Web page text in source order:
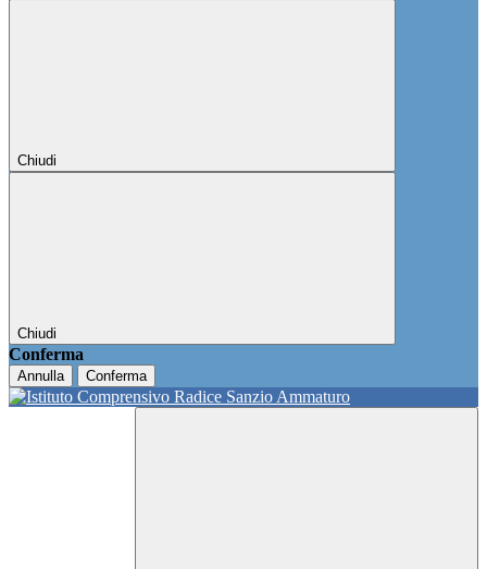
Chiudi
Chiudi
Conferma
Annulla Conferma